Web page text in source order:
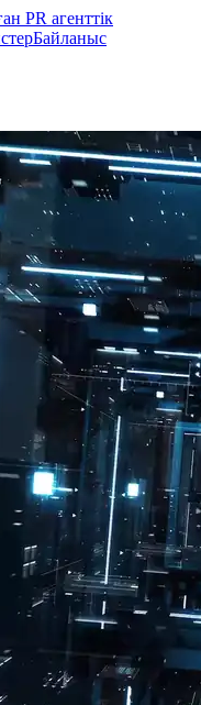
PR агенттік
Байланыс